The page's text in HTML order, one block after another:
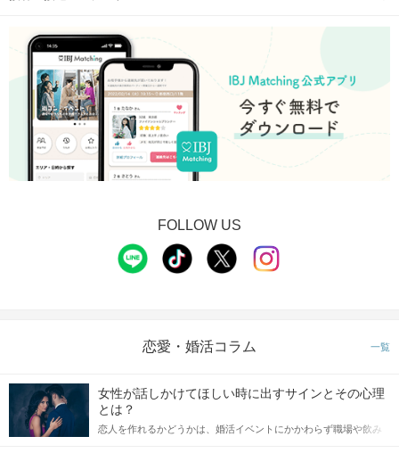
FOLLOW US
恋愛・婚活コラム 一覧
女性が話しかけてほしい時に出すサインとその心理
とは？
恋人を作れるかどうかは、婚活イベントにかかわらず職場や飲み